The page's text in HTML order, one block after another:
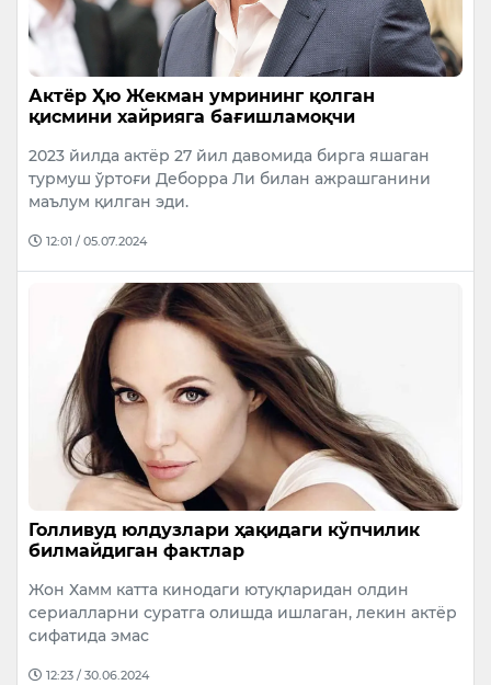
Актёр Ҳю Жекман умрининг қолган
қисмини хайрияга бағишламоқчи
2023 йилда актёр 27 йил давомида бирга яшаган
турмуш ўртоғи Деборра Ли билан ажрашганини
маълум қилган эди.
12:01 / 05.07.2024
Голливуд юлдузлари ҳақидаги кўпчилик
билмайдиган фактлар
Жон Хамм катта кинодаги ютуқларидан олдин
сериалларни суратга олишда ишлаган, лекин актёр
сифатида эмас
12:23 / 30.06.2024